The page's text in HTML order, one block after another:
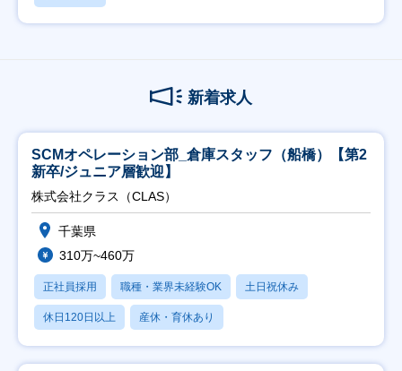
新着求人
SCMオペレーション部_倉庫スタッフ（船橋）【第2
新卒/ジュニア層歓迎】
株式会社クラス（CLAS）
千葉県
310万~460万
正社員採用 職種・業界未経験OK 土日祝休み
休日120日以上 産休・育休あり